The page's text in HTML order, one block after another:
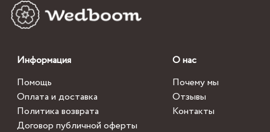
Информация
Помощь
Оплата и доставка
Политика возврата
Договор публичной оферты
О нас
Почему мы
Отзывы
Контакты